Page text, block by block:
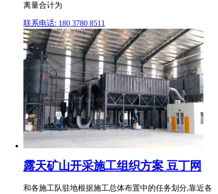
离量合计为
联系电话: 180 3780 8511
露天矿山开采施工组织方案 豆丁网
和各施工队驻地根据施工总体布置中的任务划分,靠近各